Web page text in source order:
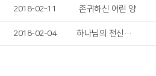
2018-02-11 존귀하신 어린 양
2018-02-04 하나님의 전신갑주